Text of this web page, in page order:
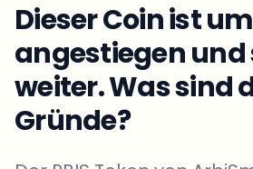
Dieser Coin ist
angestiegen
weiter. Was sind
Gründe?